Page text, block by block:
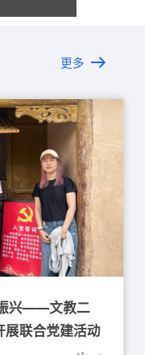
更多
兴——文教二
展联合党建活动